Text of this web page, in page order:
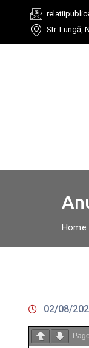
Str. Lungă,
Home
02/08/
Page